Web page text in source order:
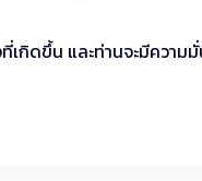
ที่เกิดขึ้น และท่านจะมีคว